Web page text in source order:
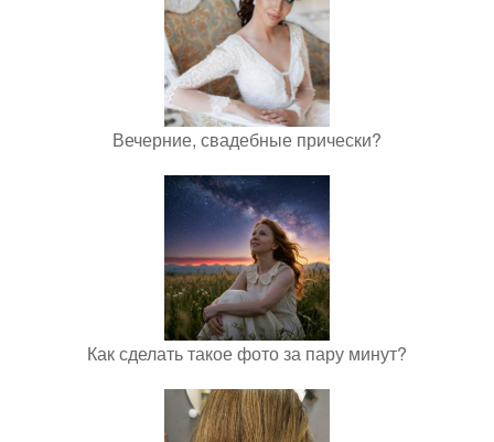
Вечерние, свадебные прически?
Как сделать такое фото за пару минут?